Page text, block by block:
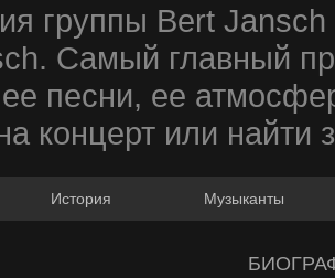
группы Bert
Самый главный
песни, ее
концерт или найти
История Музыканты